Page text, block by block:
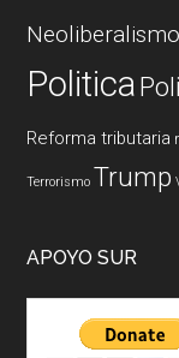
Neoliberalismo
Politica
Reforma tributaria
Terrorismo Trump
APOYO SUR